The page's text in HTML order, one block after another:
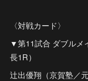
〈対戦カード〉
▼第11試合 ダブルメ
長1R）
辻出優翔（京賀塾／